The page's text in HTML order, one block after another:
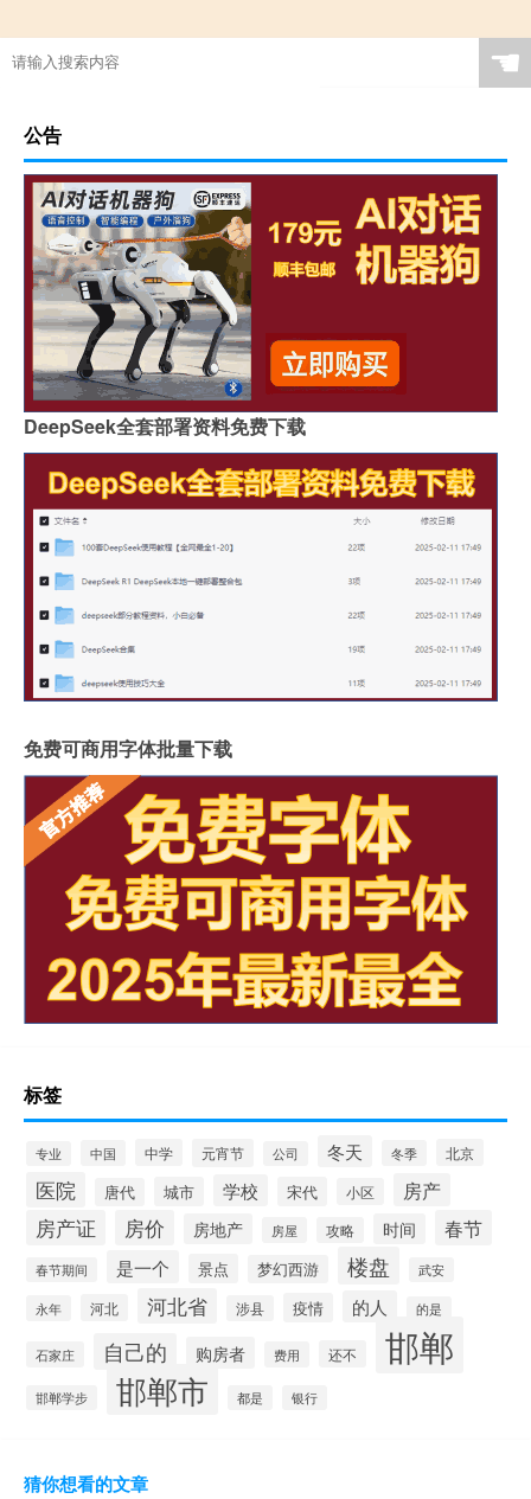
☚
公告
DeepSeek全套部署资料免费下载
免费可商用字体批量下载
标签
专业 中国 中学 元宵节 公司 冬天 冬季 北京
医院 唐代 城市 学校 宋代 小区 房产
房产证 房价 房地产 房屋 攻略 时间 春节
春节期间 是一个 景点 梦幻西游 楼盘 武安
永年 河北 河北省 涉县 疫情 的人 的是
石家庄 自己的 购房者 费用 还不 邯郸
邯郸学步 邯郸市 都是 银行
猜你想看的文章